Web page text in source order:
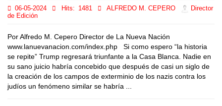
06-05-2024 Hits: 1481 ALFREDO M. CEPERO
Director
de Edición
Por Alfredo M. Cepero Director de La Nueva Nación
www.lanuevanacion.com/index.php Si como espero “la historia
se repite” Trump regresará triunfante a la Casa Blanca. Nadie en
su sano juicio habría concebido que después de casi un siglo de
la creación de los campos de exterminio de los nazis contra los
judíos un fenómeno similar se habría ...